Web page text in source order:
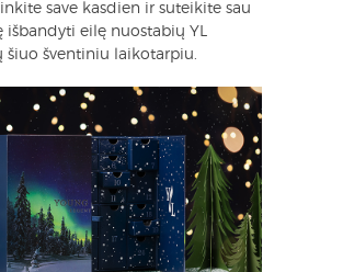
save kasdien ir suteikite sau
išbandyti eilę nuostabių YL
šiuo šventiniu laikotarpiu.